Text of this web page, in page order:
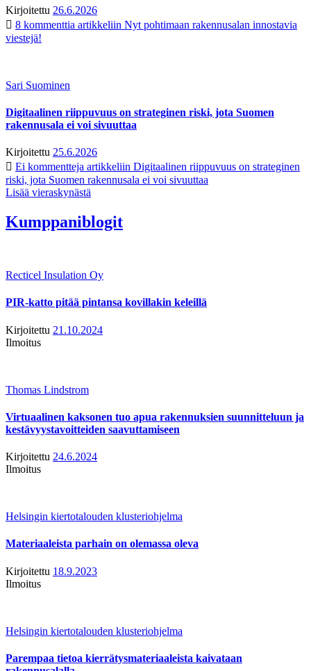
Kirjoitettu 26.6.2026
8 kommenttia artikkeliin Nyt pohtimaan rakennusalan innostavia
viestejä!
Sari Suominen
Digitaalinen riippuvuus on strateginen riski, jota Suomen
rakennusala ei voi sivuuttaa
Kirjoitettu 25.6.2026
Ei kommentteja artikkeliin Digitaalinen riippuvuus on strateginen
riski, jota Suomen rakennusala ei voi sivuuttaa
Lisää vieraskynästä
Kumppaniblogit
Recticel Insulation Oy
PIR-katto pitää pintansa kovillakin keleillä
Kirjoitettu 21.10.2024
Ilmoitus
Thomas Lindstrom
Virtuaalinen kaksonen tuo apua rakennuksien suunnitteluun ja
kestävyystavoitteiden saavuttamiseen
Kirjoitettu 24.6.2024
Ilmoitus
Helsingin kiertotalouden klusteriohjelma
Materiaaleista parhain on olemassa oleva
Kirjoitettu 18.9.2023
Ilmoitus
Helsingin kiertotalouden klusteriohjelma
Parempaa tietoa kierrätysmateriaaleista kaivataan